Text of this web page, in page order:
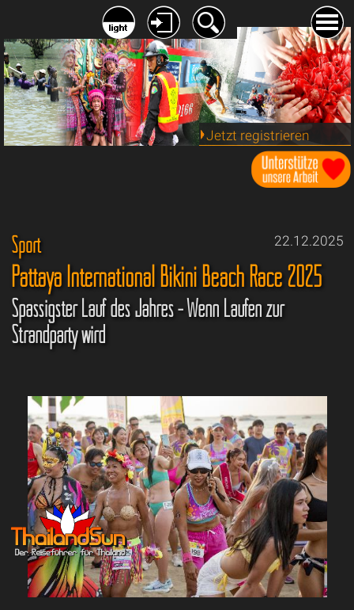
Jetzt registrieren
22.12.2025
Sport
Pattaya International Bikini Beach Race 2025
Spassigster Lauf des Jahres - Wenn Laufen zur
Strandparty wird